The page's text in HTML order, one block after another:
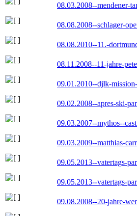
08.03.2008--mendener-
08.08.2008--schlager-
08.08.2010--11.-
08.11.2008--11-jahre-
09.01.2010--djlk-
09.02.2008--apres-ski-
09.03.2007--mythos--
09.03.2009--matthias-
09.05.2013--vatertags-
09.05.2013--vatertags-
09.08.2008--20-jahre-